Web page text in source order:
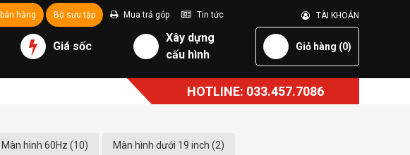
hàng Bộ sưu tập Mua trả góp Tin tức TÀI KHOẢN
Giá sốc
Xây dựng
cấu hình
Giỏ hàng (0)
HOTLINE: 033.457.7086
Màn hình 60Hz (10) Màn hình dưới 19 inch (2)